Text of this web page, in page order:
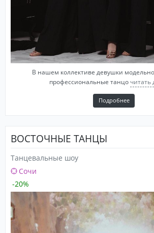
В нашем коллективе девушки
профессиональные танцо читать
Подробнее
ВОСТОЧНЫЕ ТАНЦЫ
Танцевальные шоу
Сочи
-20%